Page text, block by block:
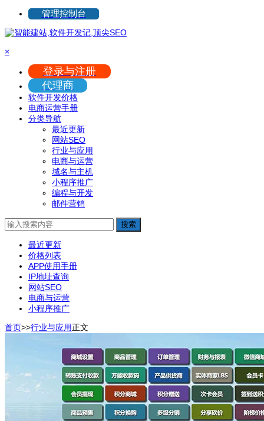
管理控制台
×
登录与注册
代理商
软件开发价格
电商运营手册
分类导航
最近更新
网站SEO
行业与应用
电商与运营
域名与主机
小程序推广
编程与开发
邮件营销
搜索
最近更新
价格列表
APP使用手册
IP地址查询
网站SEO
电商与运营
小程序推广
首页>>行业与应用正文